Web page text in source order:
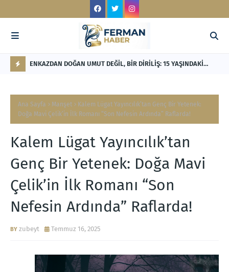
L
A
S
H
ENKAZDAN DOĞAN UMUT DEĞİL, BİR DİRİLİŞ: 15 YAŞINDAKİ
HİKÂYESİ
Ana Sayfa Manşet
Kalem Lügat Yayıncılık’tan Genç Bir Yetenek:
Doğa Mavi Çelik’in İlk Romanı “Son Nefesin Ardında” Raflarda!
Kalem Lügat Yayıncılık’tan
Genç Bir Yetenek: Doğa Mavi
Çelik’in İlk Romanı “Son
Nefesin Ardında” Raflarda!
zubeyt Temmuz 16, 2025